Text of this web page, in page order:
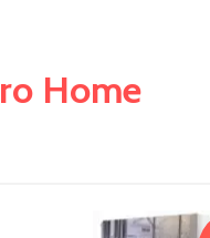
Home